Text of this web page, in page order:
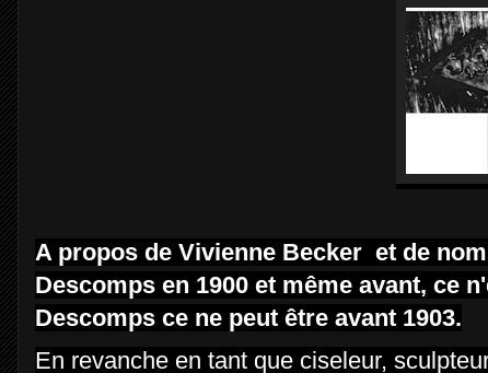
A propos de Vivienne Becker et de
Descomps en 1900 et même avant, ce
Descomps ce ne peut être avant 1903.
En revanche en tant que ciseleur,